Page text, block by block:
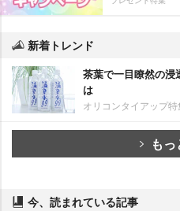
新着トレンド
茶葉で一目瞭然の浸
は
オリコンタイアップ特
も
今、読まれている記事